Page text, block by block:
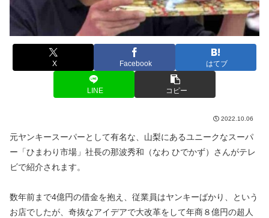
X Facebook はてブ
LINE コピー
2022.10.06
元ヤンキースーパーとして有名な、山梨にあるユニークなスーパ
ー「ひまわり市場」社長の那波秀和（なわ ひでかず）さんがテレ
ビで紹介されます。
数年前まで4億円の借金を抱え、従業員はヤンキーばかり、という
お店でしたが、奇抜なアイデアで大改革をして年商８億円の超人